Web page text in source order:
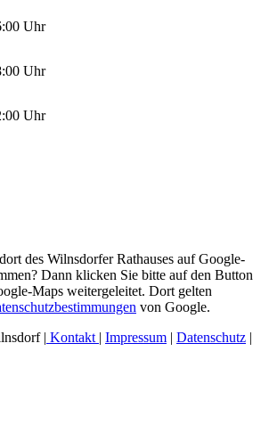
Uhr
Uhr
Uhr
des Wilnsdorfer Rathauses auf Google-
Dann klicken Sie bitte auf den Button
Maps weitergeleitet. Dort gelten
von Google.
| Kontakt | Impressum | Datenschutz |